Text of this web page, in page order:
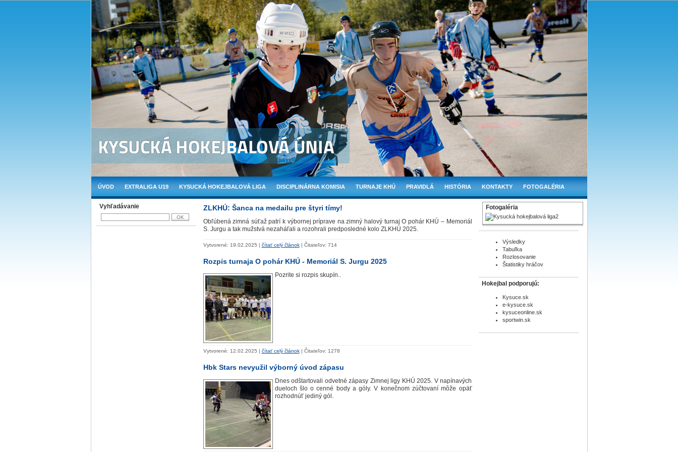
ÚVOD EXTRALIGA U19 KYSUCKÁ HOKEJBALOVÁ LIGA DISCIPLINÁRNA KOMISIA TURNAJE KHÚ PRAVIDLÁ HISTÓRIA KONTAKTY FOTOGALÉRIA
Vyhľadávanie ZLKHÚ: Šanca na medailu pre štyri tímy!
Obľúbená zimná súťaž patrí k výbornej príprave na zimný halový turnaj O pohár KHÚ – Memoriál
S. Jurgu a tak mužstvá nezaháľali a rozohrali predposledné kolo ZLKHÚ 2025.
Vytvorené: 19.02.2025 | čítať celý článok| Čitateľov: 714
Rozpis turnaja O pohár KHÚ - Memoriál S. Jurgu 2025
Pozrite si rozpis skupín..
Vytvorené: 12.02.2025 | čítať celý článok| Čitateľov: 1278
Hbk Stars nevyužil výborný úvod zápasu
Dnes odštartovali odvetné zápasy Zimnej ligy KHÚ 2025. V napínavých
dueloch šlo o cenné body a góly. V konečnom zúčtovaní môže opäť
rozhodnúť jediný gól.
Fotogaléria
Výsledky
Tabuľka
Rozlosovanie
Štatistiky hráčov
Hokejbal podporujú:
Kysuce.sk
e-kysuce.sk
kysuceonline.sk
sportwin.sk